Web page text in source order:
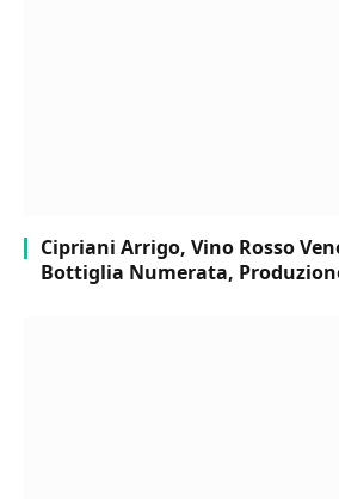
Cipriani Arrigo, Vino Rosso
Bottiglia Numerata,